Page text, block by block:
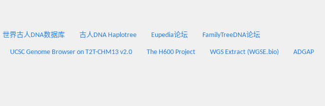
世界古人DNA数据库 古人DNA Haplotree Eupedia论坛 FamilyTreeDNA论坛
UCSC Genome Browser on T2T-CHM13 v2.0 The H600 Project WGS Extract (WGSE.bio) ADGAP